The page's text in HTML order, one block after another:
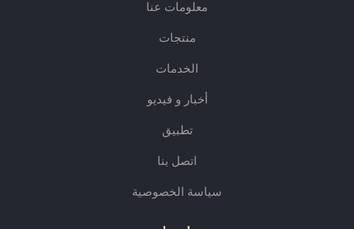
أخبار و فيديو
سياسة الخصوصية